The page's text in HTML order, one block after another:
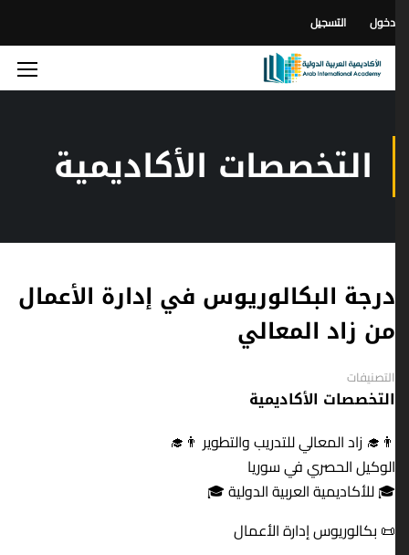
دخول التسجيل
التخصصات الأكاديمية
درجة البكالوريوس في إدارة الأعمال
من زاد المعالي
التصنيفات
التخصصات الأكاديمية
👨‍🎓 زاد المعالي للتدريب والتطوير 👨‍🎓
الوكيل الحصري في سوريا
🎓 للأكاديمية العربية الدولية 🎓
📜 بكالوريوس إدارة الأعمال